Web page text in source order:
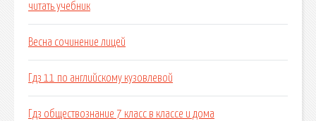
читать учебник
Весна сочинение лицей
Гдз 11 по английскому кузовлевой
Гдз обществознание 7 класс в классе и дома